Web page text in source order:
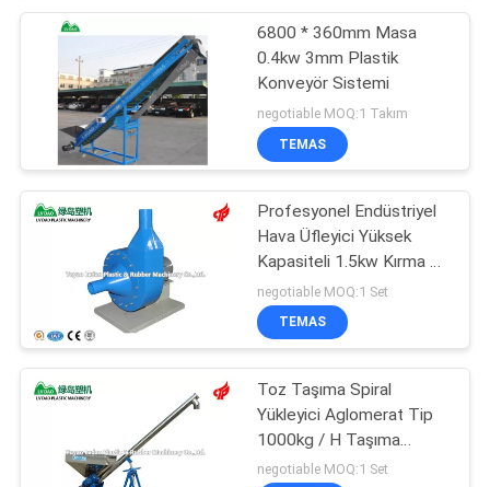
Plastik Yıkama Hattı
Kuvvet Besleme
Makinesi
6800 * 360mm Masa
0.4kw 3mm Plastik
Konveyör Sistemi
negotiable MOQ:1 Takım
TEMAS
Profesyonel Endüstriyel
Hava Üfleyici Yüksek
Kapasiteli 1.5kw Kırma 1
Yıl Garanti için
negotiable MOQ:1 Set
TEMAS
Toz Taşıma Spiral
Yükleyici Aglomerat Tip
1000kg / H Taşıma
Kapasitesi
negotiable MOQ:1 Set